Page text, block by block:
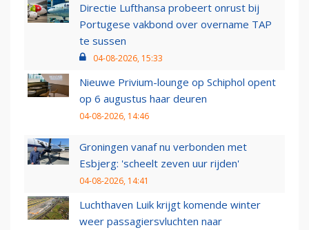
Directie Lufthansa probeert onrust bij
Portugese vakbond over overname TAP
te sussen
04-08-2026, 15:33
Nieuwe Privium-lounge op Schiphol opent
op 6 augustus haar deuren
04-08-2026, 14:46
Groningen vanaf nu verbonden met
Esbjerg: 'scheelt zeven uur rijden'
04-08-2026, 14:41
Luchthaven Luik krijgt komende winter
weer passagiersvluchten naar